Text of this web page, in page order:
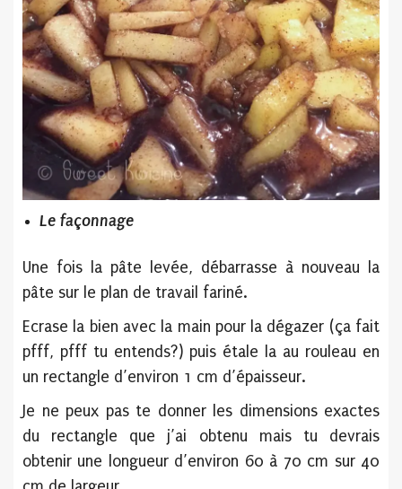
Le façonnage
Une fois la pâte levée, débarrasse à nouveau la
pâte sur le plan de travail fariné.
Ecrase la bien avec la main pour la dégazer (ça fait
pfff, pfff tu entends?) puis étale la au rouleau en
un rectangle d’environ 1 cm d’épaisseur.
Je ne peux pas te donner les dimensions exactes
du rectangle que j’ai obtenu mais tu devrais
obtenir une longueur d’environ 60 à 70 cm sur 40